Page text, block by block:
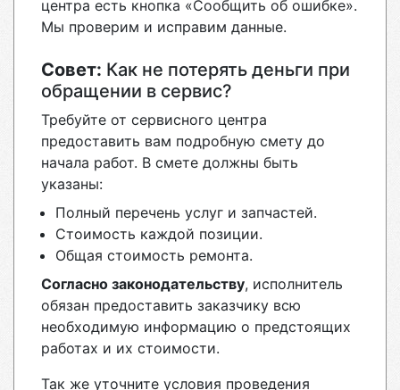
центра есть кнопка «Сообщить об ошибке».
Мы проверим и исправим данные.
Совет: Как не потерять деньги при
обращении в сервис?
Требуйте от сервисного центра
предоставить вам подробную смету до
начала работ. В смете должны быть
указаны:
Полный перечень услуг и запчастей.
Стоимость каждой позиции.
Общая стоимость ремонта.
Согласно законодательству, исполнитель
обязан предоставить заказчику всю
необходимую информацию о предстоящих
работах и их стоимости.
Так же уточните условия проведения